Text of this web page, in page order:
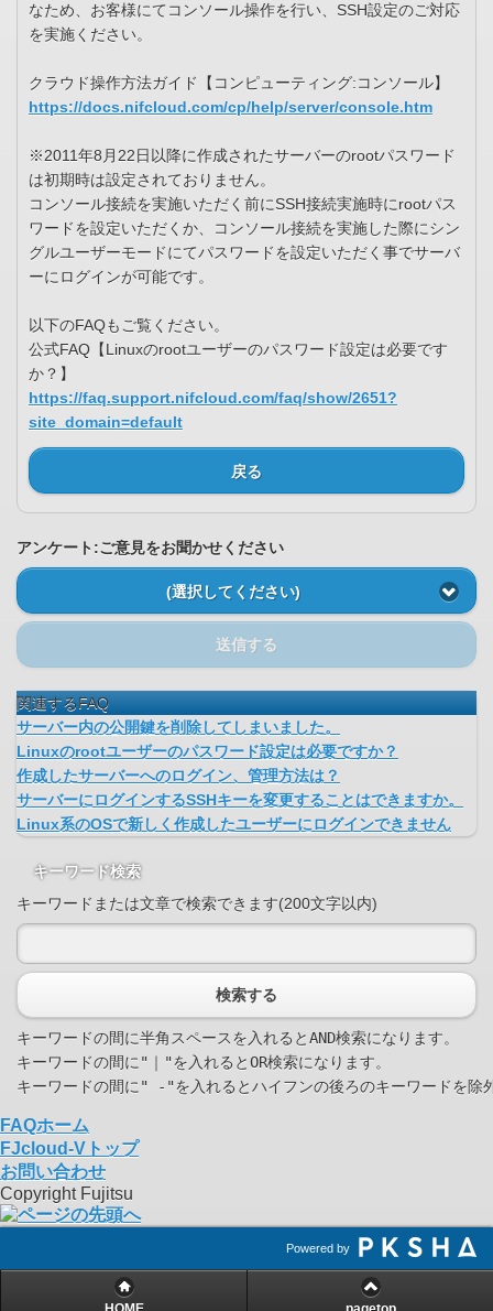
なため、お客様にてコンソール操作を行い、SSH設定のご対応
を実施ください。
クラウド操作方法ガイド【コンピューティング:コンソール】
https://docs.nifcloud.com/cp/help/server/console.htm
※2011年8月22日以降に作成されたサーバーのrootパスワード
は初期時は設定されておりません。
コンソール接続を実施いただく前にSSH接続実施時にrootパス
ワードを設定いただくか、コンソール接続を実施した際にシン
グルユーザーモードにてパスワードを設定いただく事でサーバ
ーにログインが可能です。
以下のFAQもご覧ください。
公式FAQ【Linuxのrootユーザーのパスワード設定は必要です
か？】
https://faq.support.nifcloud.com/faq/show/2651?
site_domain=default
戻る
アンケート:ご意見をお聞かせください
(選択してください)
送信する
関連するFAQ
サーバー内の公開鍵を削除してしまいました。
Linuxのrootユーザーのパスワード設定は必要ですか？
作成したサーバーへのログイン、管理方法は？
サーバーにログインするSSHキーを変更することはできますか。
Linux系のOSで新しく作成したユーザーにログインできません
キーワード検索
キーワードまたは文章で検索できます(200文字以内)
検索する
キーワードの間に半角スペースを入れるとAND検索になります。
キーワードの間に"｜"を入れるとOR検索になります。
FAQホーム
FJcloud-Vトップ
お問い合わせ
Copyright Fujitsu
Powered by